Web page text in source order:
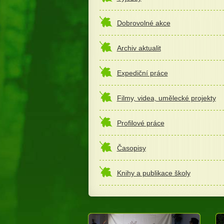
Dobrovolné akce
Archiv aktualit
Expediční práce
Filmy, videa, umělecké projekty
Profilové práce
Časopisy
Knihy a publikace školy